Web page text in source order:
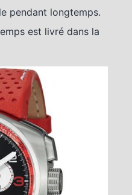
pendant longtemps.
est livré dans la